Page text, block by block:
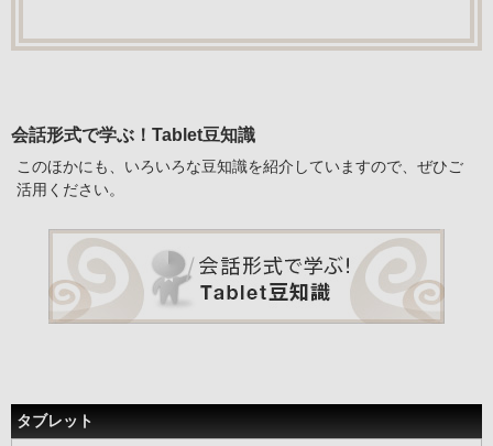
タブレット
会話形式で学ぶ！Tablet豆知識
このほかにも、いろいろな豆知識を紹介していますので、ぜひご
活用ください。